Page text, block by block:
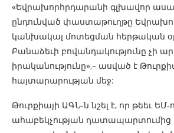
«Եվրախորհրդարանի գլխավոր
ընդունված փաստաթուղթը
կանխակալ մոտեցման հերթական
Բանաձեւի բովանդակությունը չի
իրականությունը»,– ասված է
հայտարարության մեջ:
Թուրքիայի ԱԳՆ-ն նշել է, որ թեեւ ԵՄ-
ահաբեկչության դատապարտումից